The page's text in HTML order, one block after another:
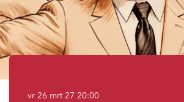
vr 26 mrt 27 20:00